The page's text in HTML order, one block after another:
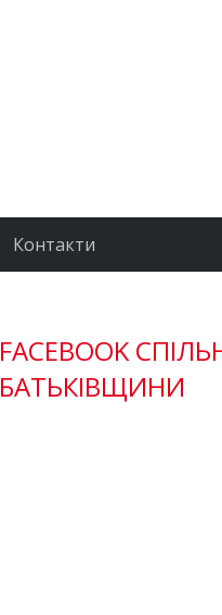
Контакти
FACEBOOK
БАТЬКІВЩИНИ